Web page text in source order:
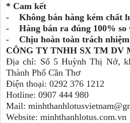
* Cam kết
- Không bán hàng kém chất
- Hàng bán ra đúng 100% so
- Chịu hoàn toàn trách nhiệm
CÔNG TY TNHH SX TM
Địa chỉ: Số 5 Huỳnh Thị Nở,
Thành Phố Cần Thơ
Điện thoại: 0292 376 1212
Hotline: 0907 444 980
Mail:
Website: minhthanhlotus.com.vn